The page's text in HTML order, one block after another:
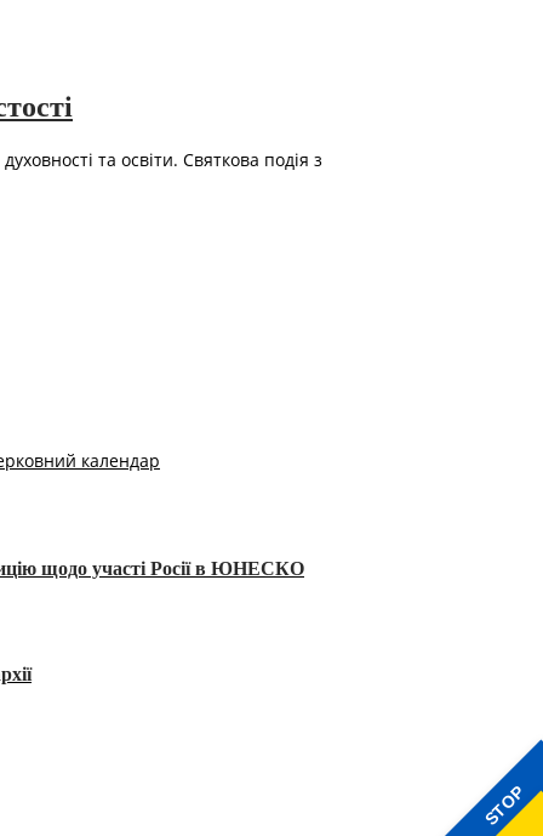
STOP
та освіти. Святкова подія з
календар
щодо участі Росії в ЮНЕСКО